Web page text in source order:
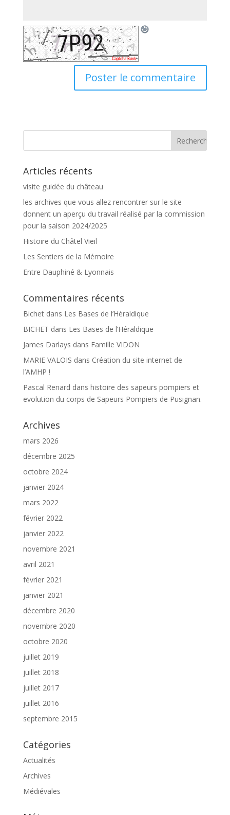
Articles récents
visite guidée du château
les archives que vous allez rencontrer sur le site
donnent un aperçu du travail réalisé par la commission
pour la saison 2024/2025
Histoire du Châtel Vieil
Les Sentiers de la Mémoire
Entre Dauphiné & Lyonnais
Commentaires récents
Bichetdans Les Bases de l’Héraldique
BICHET dans Les Bases de l’Héraldique
James Darlays dans Famille VIDON
MARIE VALOIS dans Création du site internet de
l’AMHP !
Pascal Renard dans histoire des sapeurs pompiers et
evolution du corps de Sapeurs Pompiers de Pusignan.
Archives
mars 2026
décembre 2025
octobre 2024
janvier 2024
mars 2022
février 2022
janvier 2022
novembre 2021
avril 2021
février 2021
janvier 2021
décembre 2020
novembre 2020
octobre 2020
juillet 2019
juillet 2018
juillet 2017
juillet 2016
septembre 2015
Catégories
Actualités
Archives
Médiévales